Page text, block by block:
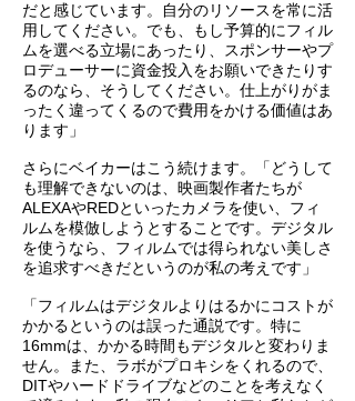
だと感じています。自分のリソースを常に活
用してください。でも、もし予算的にフィル
ムを選べる立場にあったり、スポンサーやプ
ロデューサーに資金投入をお願いできたりす
るのなら、そうしてください。仕上がりがま
ったく違ってくるので費用をかける価値はあ
ります」
さらにベイカーはこう続けます。「どうして
も理解できないのは、映画製作者たちが
ALEXAやREDといったカメラを使い、フィ
ルムを模倣しようとすることです。デジタル
を使うなら、フィルムでは得られない美しさ
を追求すべきだというのが私の考えです」
「フィルムはデジタルよりはるかにコストが
かかるというのは誤った通説です。特に
16mmは、かかる時間もデジタルと変わりま
せん。また、ラボがプロキシをくれるので、
DITやハードドライブなどのことを考えなく